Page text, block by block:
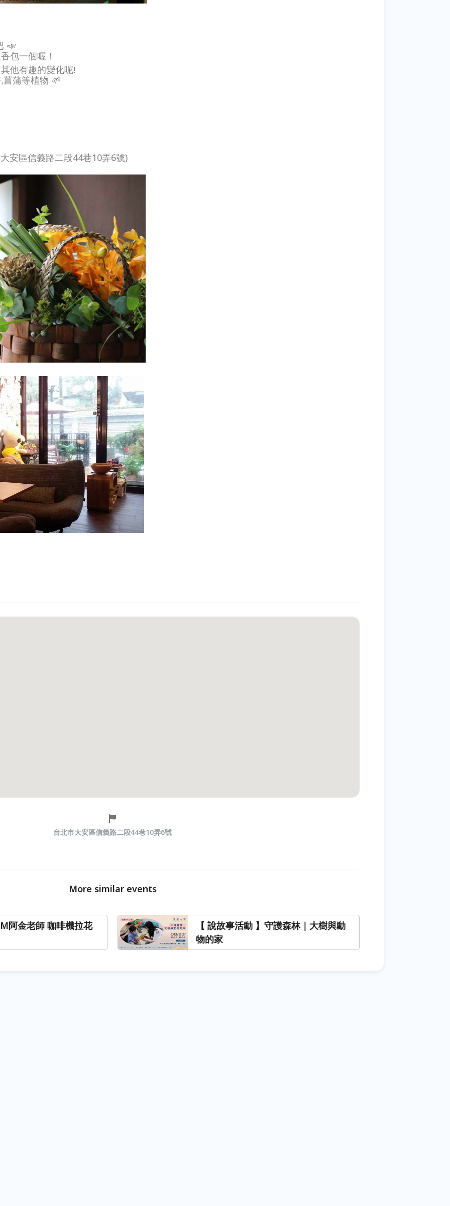
📣
包一個喔！
他有趣的變化呢!
菖蒲等植物 🌱
安區信義路二段44巷10弄6號)
台北市大安區信義路二段44巷10弄6號
More similar events
阿金老師 咖啡機拉花
【 說故事活動 】守護森林｜大樹與動
物的家